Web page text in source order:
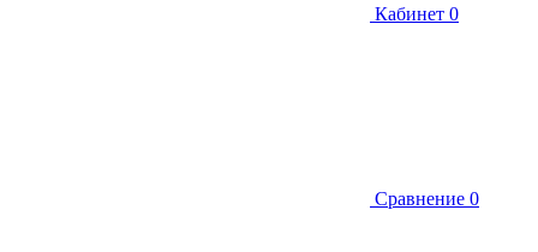
Кабинет 0
Сравнение 0